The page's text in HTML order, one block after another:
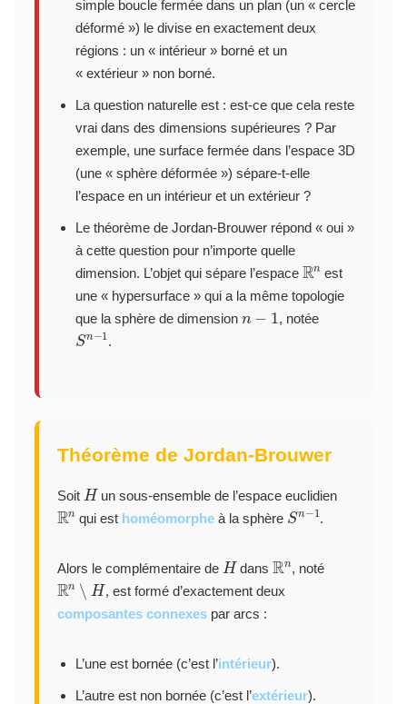
simple boucle fermée dans un plan (un « cercle
déformé ») le divise en exactement deux
régions : un « intérieur » borné et un
« extérieur » non borné.
La question naturelle est : est-ce que cela reste
vrai dans des dimensions supérieures ? Par
exemple, une surface fermée dans l’espace 3D
(une « sphère déformée ») sépare-t-elle
l’espace en un intérieur et un extérieur ?
Le théorème de Jordan-Brouwer répond « oui »
à cette question pour n’importe quelle
dimension. L’objet qui sépare l’espace R
n
est
une « hypersurface » qui a la même topologie
que la sphère de dimension
, notée
Sn−
1 .
Théorème de Jordan-Brouwer
Soit H un sous-ensemble de l’espace euclidien
R
n qui est homéomorphe à la sphère Sn−
1 .
Alors le complémentaire de H dans R
n , noté
Rn ∖ H , est formé d’exactement deux
composantes connexespar arcs :
L’une est bornée (c’est l’intérieur).
L’autre est non bornée (c’est l’extérieur).